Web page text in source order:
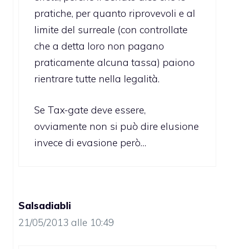
pratiche, per quanto riprovevoli e al
limite del surreale (con controllate
che a detta loro non pagano
praticamente alcuna tassa) paiono
rientrare tutte nella legalità.
Se Tax-gate deve essere,
ovviamente non si può dire elusione
invece di evasione però…
Salsadiabli
21/05/2013 alle 10:49